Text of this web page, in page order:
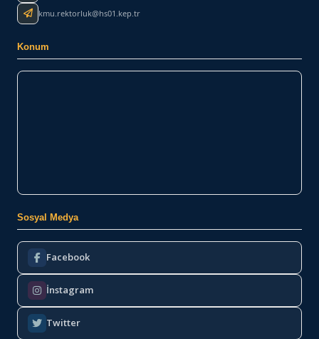
kmu.rektorluk@hs01.kep.tr
Konum
Sosyal Medya
Facebook
İnstagram
Twitter